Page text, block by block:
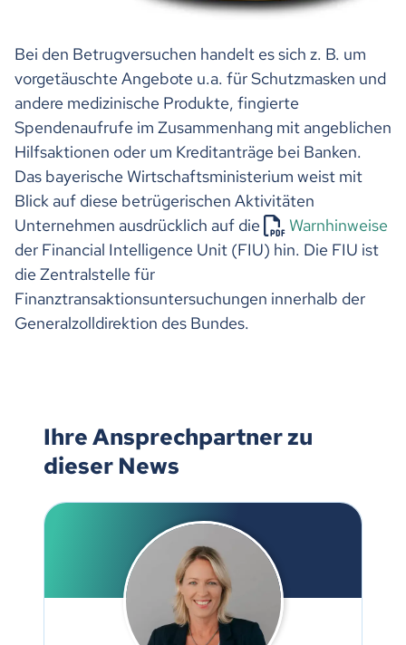
Bei den Betrugversuchen handelt es sich z. B. um
vorgetäuschte Angebote u.a. für Schutzmasken und
andere medizinische Produkte, fingierte
Spendenaufrufe im Zusammenhang mit angeblichen
Hilfsaktionen oder um Kreditanträge bei Banken.
Das bayerische Wirtschaftsministerium weist mit
Blick auf diese betrügerischen Aktivitäten
Unternehmen ausdrücklich auf die
Warnhinweise
der Financial Intelligence Unit (FIU) hin. Die FIU ist
die Zentralstelle für
Finanztransaktionsuntersuchungen innerhalb der
Generalzolldirektion des Bundes.
Ihre Ansprechpartner zu
dieser News